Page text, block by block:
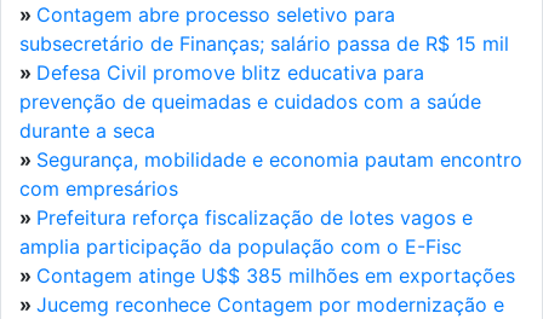
» Contagem abre processo seletivo para
subsecretário de Finanças; salário passa de R$ 15 mil
» Defesa Civil promove blitz educativa para
prevenção de queimadas e cuidados com a saúde
durante a seca
» Segurança, mobilidade e economia pautam encontro
com empresários
» Prefeitura reforça fiscalização de lotes vagos e
amplia participação da população com o E-Fisc
» Contagem atinge U$$ 385 milhões em exportações
» Jucemg reconhece Contagem por modernização e